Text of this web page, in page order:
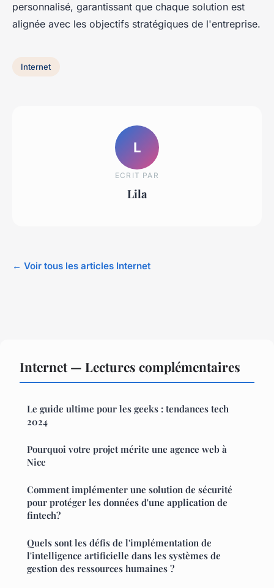
personnalisé, garantissant que chaque solution est
alignée avec les objectifs stratégiques de l'entreprise.
Internet
L
ECRIT PAR
Lila
← Voir tous les articles Internet
Internet — Lectures complémentaires
Le guide ultime pour les geeks : tendances tech
2024
Pourquoi votre projet mérite une agence web à
Nice
Comment implémenter une solution de sécurité
pour protéger les données d'une application de
fintech?
Quels sont les défis de l'implémentation de
l'intelligence artificielle dans les systèmes de
gestion des ressources humaines ?